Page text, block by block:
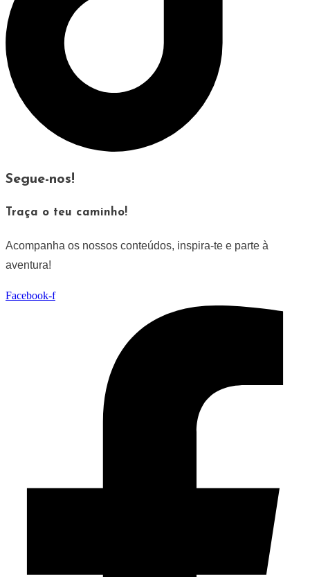
Segue-nos!
Traça o teu caminho!
Acompanha os nossos conteúdos, inspira-te e parte à
aventura!
Facebook-f